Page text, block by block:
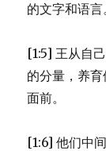
的文字和语言
[1:5] 王从自
的分量，养
面前。
[1:6] 他们中